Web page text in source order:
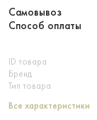
ID товара
Бренд
Тип товара
Все характеристики
Самовывоз
Способ оплаты